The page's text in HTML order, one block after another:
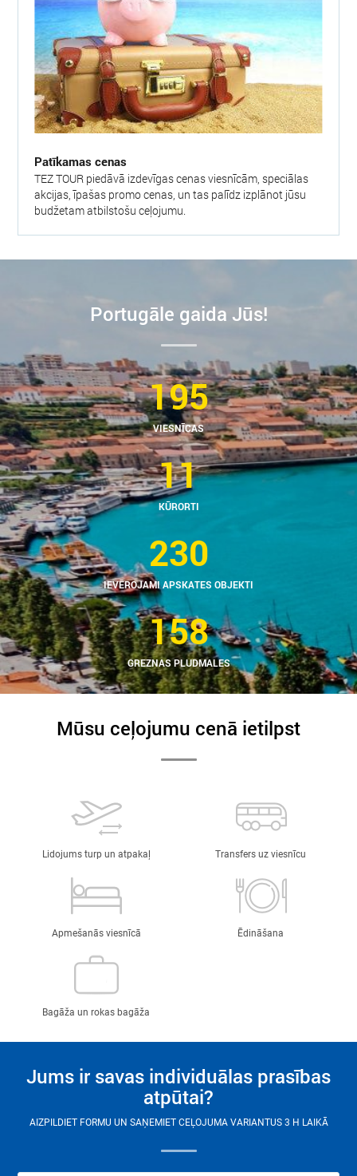
Patīkamas cenas
TEZ TOUR piedāvā izdevīgas cenas viesnīcām, speciālas
akcijas, īpašas promo cenas, un tas palīdz izplānot jūsu
budžetam atbilstošu ceļojumu.
Portugāle gaida Jūs!
195
VIESNĪCAS
11
KŪRORTI
230
IEVĒROJAMI APSKATES OBJEKTI
158
GREZNAS PLUDMALES
Mūsu ceļojumu cenā ietilpst
Lidojums turp un atpakaļ Transfers uz viesnīcu
Apmešanās viesnīcā Ēdināšana
Bagāža un rokas bagāža
Jums ir savas individuālas prasības
atpūtai?
AIZPILDIET FORMU UN SAŅEMIET CEĻOJUMA VARIANTUS 3 H LAIKĀ